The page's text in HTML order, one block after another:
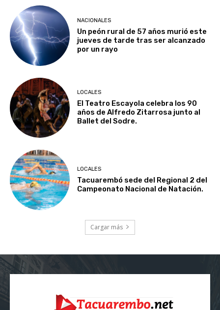
NACIONALES
Un peón rural de 57 años murió este
jueves de tarde tras ser alcanzado
por un rayo
LOCALES
El Teatro Escayola celebra los 90
años de Alfredo Zitarrosa junto al
Ballet del Sodre.
LOCALES
Tacuarembó sede del Regional 2 del
Campeonato Nacional de Natación.
Cargar más